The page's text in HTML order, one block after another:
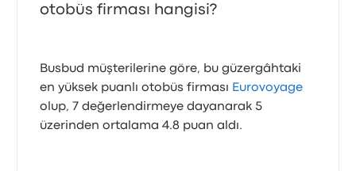
otobüs firması hangisi?
Busbud müşterilerine göre, bu güzergâhtaki
en yüksek puanlı otobüs firması Eurovoyage
olup, 7 değerlendirmeye dayanarak 5
üzerinden ortalama 4.8 puan aldı.